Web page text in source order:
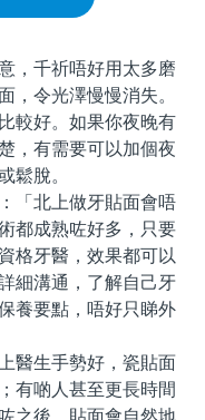
千祈唔好用太多磨
，令光澤慢慢消失。
較好。如果你夜晚有
，有需要可以加個夜
鬆脫。
北上做牙貼面會唔
都成熟咗好多，只要
格牙醫，效果都可以
細溝通，了解自己牙
養要點，唔好只睇外
生手勢好，瓷貼面
有啲人甚至更長時間
之後，貼面會自然地